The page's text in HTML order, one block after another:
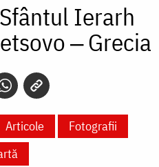
Ierarh
‒ Grecia
Articole
Fotografii